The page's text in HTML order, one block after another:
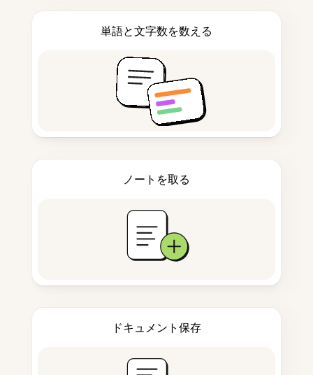
単語と文字数を数える
ノートを取る
ドキュメント保存